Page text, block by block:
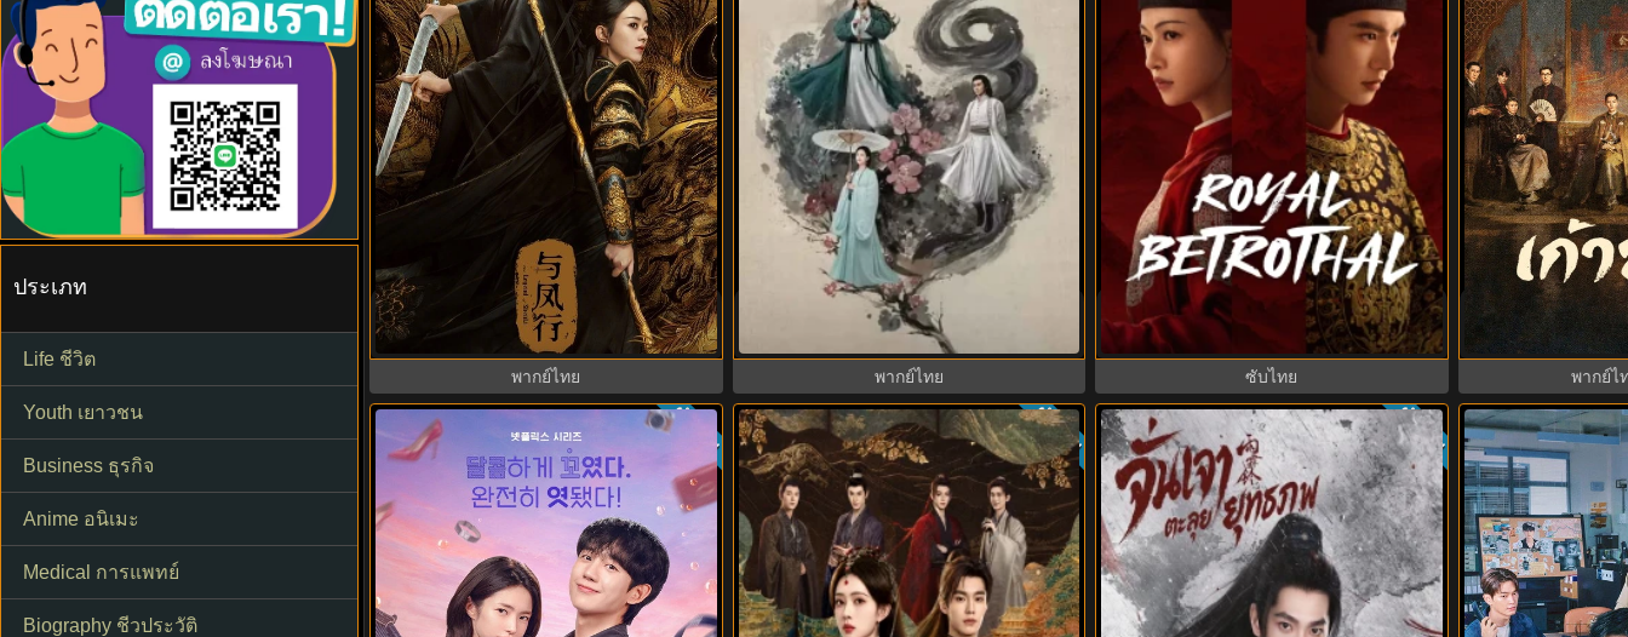
ประเภท
Life ชีวิต
Youth เยาวชน
Business ธุรกิจ
Anime อนิเมะ
Medical การแพทย์
Biography ชีวประวัติ
The Legend of ShenLi ปฐพีไร้พ่าย
(2024) พากย์ไทย ซับไทย EP.1-39
พากย์ไทย
มังกรหยก ภาคมารบูรพาและพิษประจิม
Duel on Mount Hua พากย์ไทย
พากย์ไทย
Royal Betrothal (2026) สัญญาวิวาห์
แห่งราชวงศ์ พากย์ไทย ซับไทย EP1-32
ซับไทย
Mystic Nine เก้า
ซับไท
พากย์ไ
ซับไทย ซับไทย 5.0 ซับไทย 8.0